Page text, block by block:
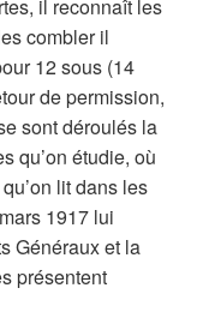
il reconnaît les
combler il
12 sous (14
de permission,
sont déroulés la
qu’on étudie, où
lit dans les
1917 lui
Généraux et la
présentent